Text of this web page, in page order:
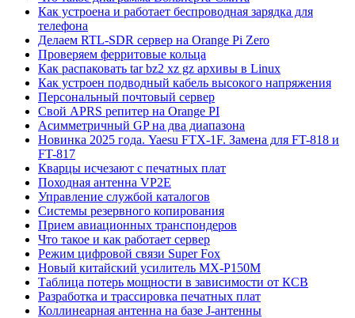
Как устроена и работает беспроводная зарядка для
телефона
Делаем RTL-SDR сервер на Orange Pi Zero
Проверяем ферритовые кольца
Как распаковать tar bz2 xz gz архивы в Linux
Как устроен подводный кабель высокого напряжения
Персональный почтовый сервер
Свой APRS репитер на Orange PI
Асимметричный GP на два диапазона
Новинка 2025 года. Yaesu FTX-1F. Замена для FT-818 и
FT-817
Кварцы исчезают с печатных плат
Походная антенна VP2E
Управление службой каталогов
Системы резервного копирования
Прием авиационных транспондеров
Что такое и как работает сервер
Режим цифровой связи Super Fox
Новый китайский усилитель MX-P150M
Таблица потерь мощности в зависимости от КСВ
Разработка и трассировка печатных плат
Коллинеарная антенна на базе J-антенны